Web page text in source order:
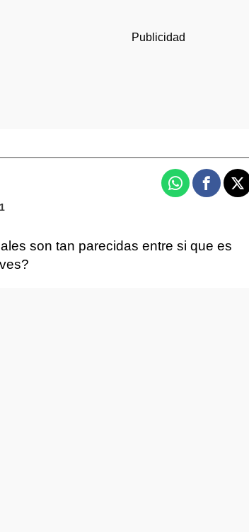
Whatsapp X
son tan parecidas entre si que es